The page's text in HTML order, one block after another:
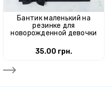
Бантик маленький на
резинке для
новорожденной девочки
35.00 грн.